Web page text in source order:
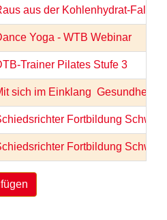
aus der Kohlenhydrat-Falle
Yoga - WTB Webinar
Trainer Pilates Stufe 3
sich im Einklang  Gesundheit
Fortbildung
Fortbildung